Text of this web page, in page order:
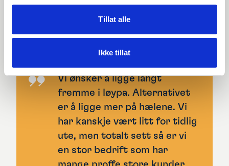
Tillat alle
Ikke tillat
overgangsprosessen fra Visma Contracting til Contracting NXT
er viktig og ikke minst riktig. Som selskap ønsker Nedig å ligge
kundene deres den nyeste teknologien.
Vi ønsker å ligge langt
fremme i løypa. Alternativet
er å ligge mer på hælene. Vi
har kanskje vært litt for tidlig
ute, men totalt sett så er vi
en stor bedrift som har